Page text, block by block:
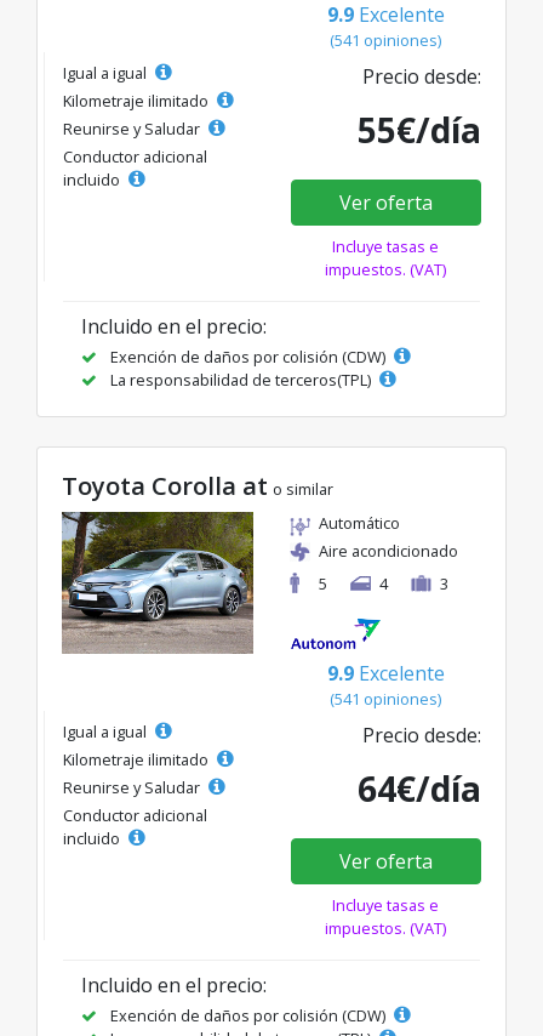
9.9 Excelente
(541 opiniones)
Igual a igual
Kilometraje ilimitado
Reunirse y Saludar
Conductor adicional
incluido
Precio desde:
55€/día
Ver oferta
Incluye tasas e
impuestos. (VAT)
Incluido en el precio:
Exención de daños por colisión (CDW)
La responsabilidad de terceros(TPL)
Toyota Corolla at o similar
Automático
Aire acondicionado
5
4 3
9.9 Excelente
(541 opiniones)
Igual a igual
Kilometraje ilimitado
Reunirse y Saludar
Conductor adicional
incluido
Precio desde:
64€/día
Ver oferta
Incluye tasas e
impuestos. (VAT)
Incluido en el precio:
Exención de daños por colisión (CDW)